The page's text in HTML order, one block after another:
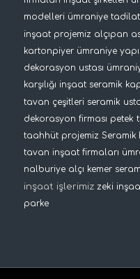
modelleri ümraniye tadilat
inşaat projemiz alçıpan
kartonpiyer ümraniye
dekorasyon ustası
karşılığı inşaat seramik
tavan çeşitleri seramik
dekorasyon firması petek
taahhüt projemiz Seramik
tavan inşaat firmaları
nalburiye alçı kemer
inşaat işlerimiz zeki
parke